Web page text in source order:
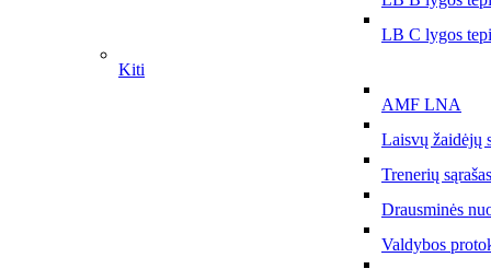
LB C lygos
Kiti
AMF LNA
Laisvų žaidėjų
Trenerių sąrašas
Drausminės
Valdybos